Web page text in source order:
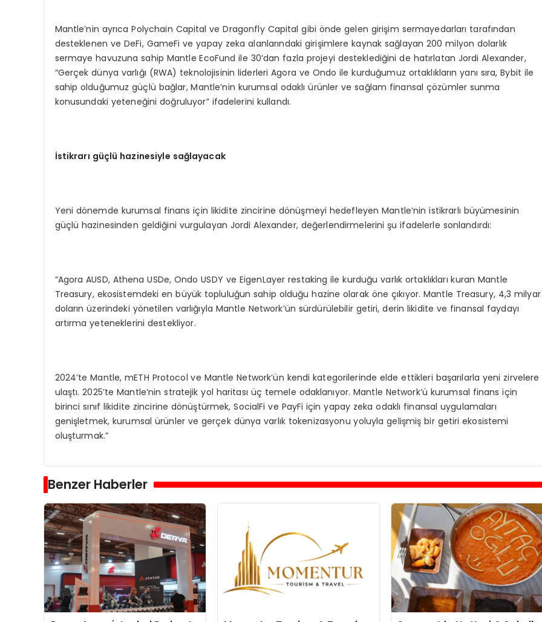
Mantle’nin ayrıca Polychain Capital ve Dragonfly Capital gibi önde gelen girişim sermayedarları tarafından
desteklenen ve DeFi, GameFi ve yapay zeka alanlarındaki girişimlere kaynak sağlayan 200 milyon dolarlık
sermaye havuzuna sahip Mantle EcoFund ile 30’dan fazla projeyi desteklediğini de hatırlatan Jordi Alexander,
“Gerçek dünya varlığı (RWA) teknolojisinin liderleri Agora ve Ondo ile kurduğumuz ortaklıkların yanı sıra, Bybit ile
sahip olduğumuz güçlü bağlar, Mantle’nin kurumsal odaklı ürünler ve sağlam finansal çözümler sunma
konusundaki yeteneğini doğruluyor” ifadelerini kullandı.
İstikrarı güçlü hazinesiyle sağlayacak
Yeni dönemde kurumsal finans için likidite zincirine dönüşmeyi hedefleyen Mantle’nin istikrarlı büyümesinin
güçlü hazinesinden geldiğini vurgulayan Jordi Alexander, değerlendirmelerini şu ifadelerle sonlandırdı:
“Agora AUSD, Athena USDe, Ondo USDY ve EigenLayer restaking ile kurduğu varlık ortaklıkları kuran Mantle
Treasury, ekosistemdeki en büyük topluluğun sahip olduğu hazine olarak öne çıkıyor. Mantle Treasury, 4,3 milyar
doların üzerindeki yönetilen varlığıyla Mantle Network’ün sürdürülebilir getiri, derin likidite ve finansal faydayı
artırma yeteneklerini destekliyor.
2024’te Mantle, mETH Protocol ve Mantle Network’ün kendi kategorilerinde elde ettikleri başarılarla yeni zirvelere
ulaştı. 2025’te Mantle’nin stratejik yol haritası üç temele odaklanıyor. Mantle Network’ü kurumsal finans için
birinci sınıf likidite zincirine dönüştürmek, SocialFi ve PayFi için yapay zeka odaklı finansal uygulamaları
genişletmek, kurumsal ürünler ve gerçek dünya varlık tokenizasyonu yoluyla gelişmiş bir getiri ekosistemi
oluşturmak.”
Benzer Haberler